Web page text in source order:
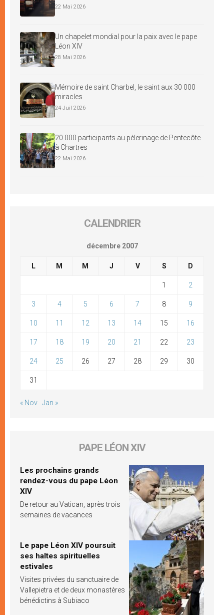
22 Mai 2026
Un chapelet mondial pour la paix avec le pape
Léon XIV
28 Mai 2026
Mémoire de saint Charbel, le saint aux 30 000
miracles
24 Juil 2026
20 000 participants au pèlerinage de Pentecôte
à Chartres
22 Mai 2026
CALENDRIER
décembre 2007
L M M J V S D
1 2
3 4 5 6 7 8 9
10 11 12 13 14 15 16
17 18 19 20 21 22 23
24 25 26 27 28 29 30
31
« Nov Jan »
PAPE LÉON XIV
Les prochains grands
rendez-vous du pape Léon
XIV
De retour au Vatican, après trois
semaines de vacances
Le pape Léon XIV poursuit
ses haltes spirituelles
estivales
Visites privées du sanctuaire de
Vallepietra et de deux monastères
bénédictins à Subiaco